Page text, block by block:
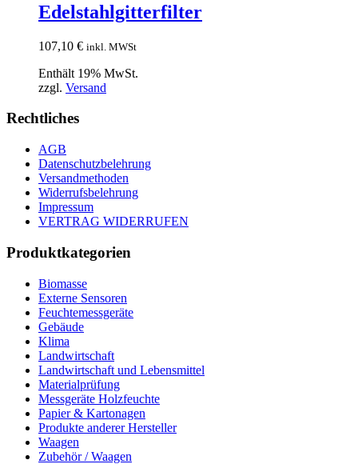
Edelstahlgitterfilter
107,10 € inkl. MWSt
Enthält 19% MwSt.
zzgl. Versand
Rechtliches
AGB
Datenschutzbelehrung
Versandmethoden
Widerrufsbelehrung
Impressum
VERTRAG WIDERRUFEN
Produktkategorien
Biomasse
Externe Sensoren
Feuchtemessgeräte
Gebäude
Klima
Landwirtschaft
Landwirtschaft und Lebensmittel
Materialprüfung
Messgeräte Holzfeuchte
Papier & Kartonagen
Produkte anderer Hersteller
Waagen
Zubehör / Waagen